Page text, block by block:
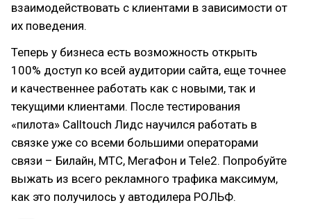
взаимодействовать с клиентами в зависимости от
их поведения.
Теперь у бизнеса есть возможность открыть
100% доступ ко всей аудитории сайта, еще точнее
и качественнее работать как с новыми, так и
текущими клиентами. После тестирования
«пилота» Calltouch Лидс научился работать в
связке уже со всеми большими операторами
связи – Билайн, МТС, МегаФон и Tele2. Попробуйте
выжать из всего рекламного трафика максимум,
как это получилось у автодилера РОЛЬФ.